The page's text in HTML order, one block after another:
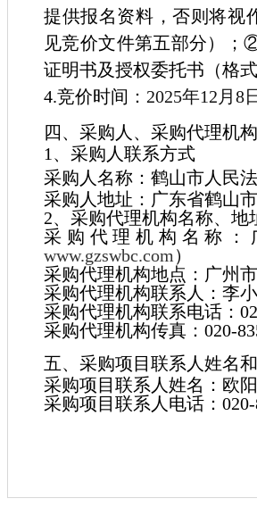
提供报名资料，否则将视
见竞价文件第五部分）
证明书及授权委托书（格
4.竞价时间 ：2025年12月8
四、采购人、采购代理机
1、采购人联系方式
采购人名称： 鹤山市人民
采购人地址：广东省鹤山
2、采购代理机构名称、地
采购代理机构名称：
www.gzswbc.com ）
采购代理机构地点：广州
采购代理机构联系人：李
采购代理机构联系电话：
采购代理机构传真：020-
五、采购项目联系人姓名
采购项目联系人姓名：欧
采购项目联系人电话：020-